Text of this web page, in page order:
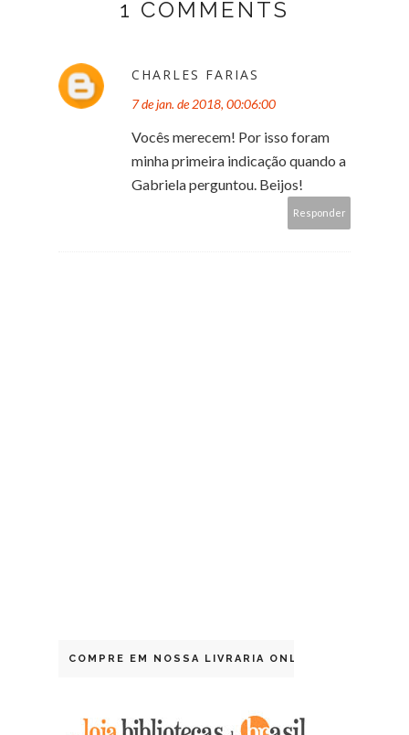
1 COMMENTS
CHARLES FARIAS
7 de jan. de 2018, 00:06:00
Vocês merecem! Por isso foram
minha primeira indicação quando a
Gabriela perguntou. Beijos!
Responder
COMPRE EM NOSSA LIVRARIA ONLINE